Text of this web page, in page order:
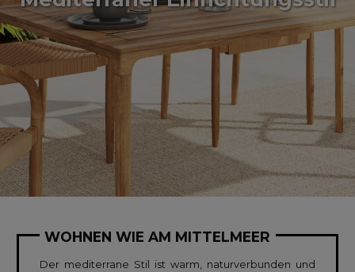
WOHNEN WIE AM MITTELMEER
Der mediterrane Stil ist warm, naturverbunden und